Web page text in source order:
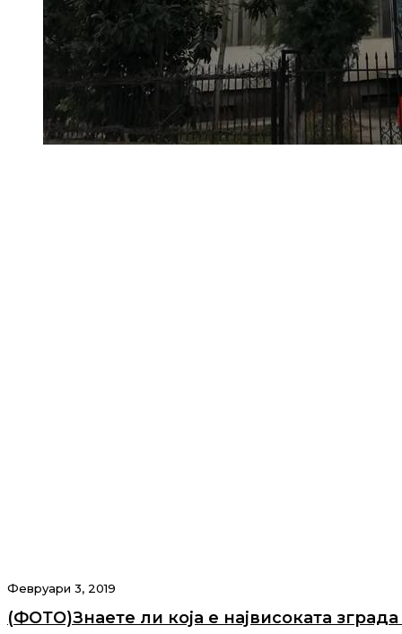
Февруари 3, 2019
(ФОТО)Знаете ли која е највисоката